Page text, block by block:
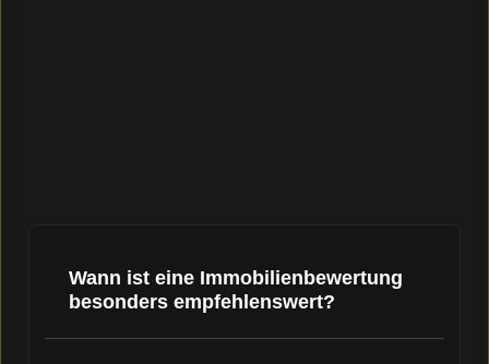
Wann ist eine Immobilienbewertung
besonders empfehlenswert?